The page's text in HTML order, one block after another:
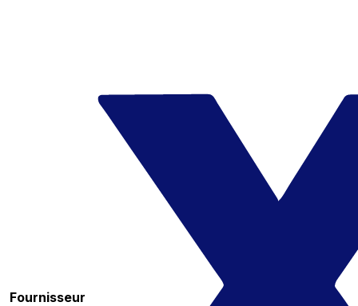
Fournisseur